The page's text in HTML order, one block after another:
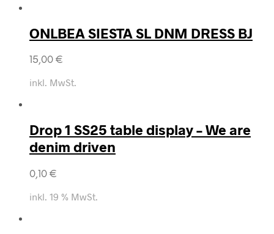
ONLBEA SIESTA SL DNM DRESS BJ
15,00 €
inkl. MwSt.
Drop 1 SS25 table display – We are
denim driven
0,10 €
inkl. 19 % MwSt.